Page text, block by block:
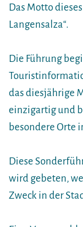
Das Motto
Langensalza“.
Die Führung
das diesjährige
einzigartig und
besondere Orte
Diese
wird gebeten,
Zweck in der